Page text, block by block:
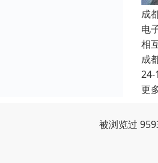
成
电
相
成
24-
更
被浏览过